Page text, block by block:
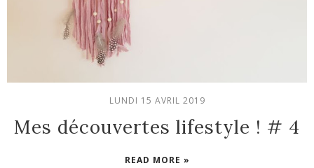
LUNDI 15 AVRIL 2019
Mes découvertes lifestyle ! # 4
READ MORE »